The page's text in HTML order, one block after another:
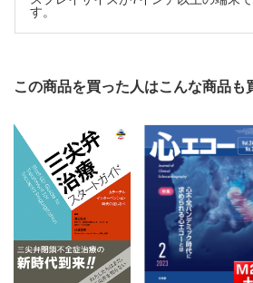
1．Streptococcus gallolyticus group
基礎講座
臨床検査技師のための随時尿蛋白／クレ
比）評価の基礎知識
（笠原千晶）
技術講座
豊胸術後の超音波検査のポイント
（小暮洋美）
MT Seminar
す。
この商品を買った人はこんな商品も